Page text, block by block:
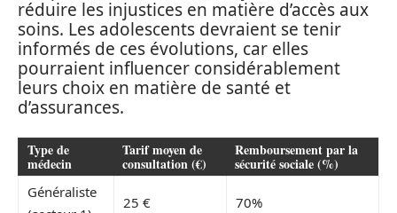
réduire les injustices en matière d’accès aux
soins. Les adolescents devraient se tenir
informés de ces évolutions, car elles
pourraient influencer considérablement
leurs choix en matière de santé et
d’assurances.
Type de
médecin
Tarif moyen de
consultation (€)
Remboursement par la
sécurité sociale (%)
Généraliste
25 € 70%